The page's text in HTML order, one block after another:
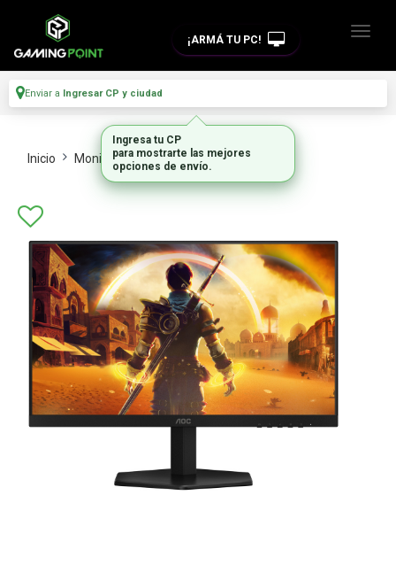
¡ARMÁ TU PC!
Enviar a Ingresar CP y ciudad
Inicio Monitores Monitores
Ingresa tu CP
para mostrarte las mejores
opciones de envío.